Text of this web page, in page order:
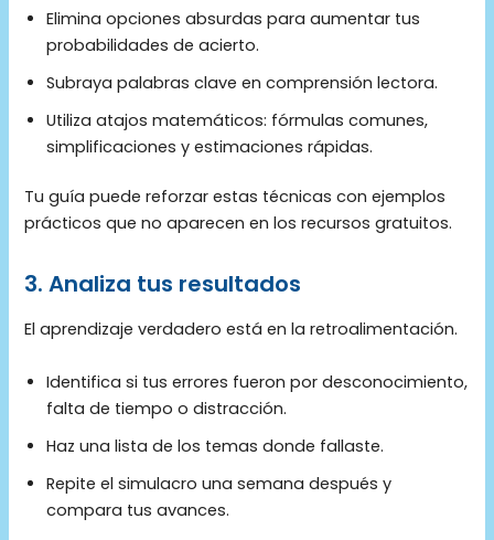
Elimina opciones absurdas para aumentar tus
probabilidades de acierto.
Subraya palabras clave en comprensión lectora.
Utiliza atajos matemáticos: fórmulas comunes,
simplificaciones y estimaciones rápidas.
Tu guía puede reforzar estas técnicas con ejemplos
prácticos que no aparecen en los recursos gratuitos.
3. Analiza tus resultados
El aprendizaje verdadero está en la retroalimentación.
Identifica si tus errores fueron por desconocimiento,
falta de tiempo o distracción.
Haz una lista de los temas donde fallaste.
Repite el simulacro una semana después y
compara tus avances.